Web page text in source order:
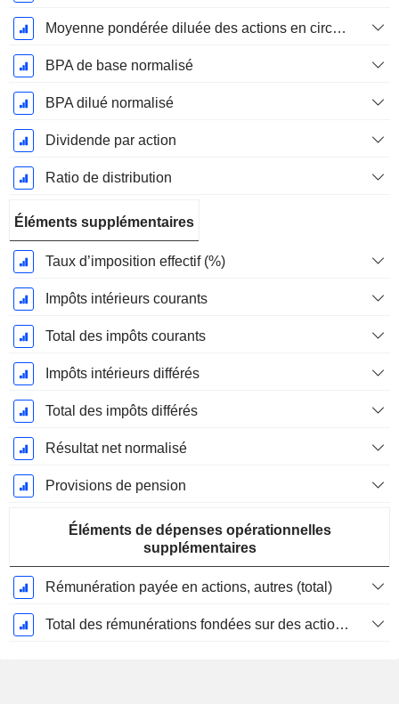
Moyenne pondérée diluée des actions en circulation
BPA de base normalisé
BPA dilué normalisé
Dividende par action
Ratio de distribution
Éléments supplémentaires
Taux d’imposition effectif (%)
Impôts intérieurs courants
Total des impôts courants
Impôts intérieurs différés
Total des impôts différés
Résultat net normalisé
Provisions de pension
Éléments de dépenses opérationnelles
supplémentaires
Rémunération payée en actions, autres (total)
Total des rémunérations fondées sur des actions